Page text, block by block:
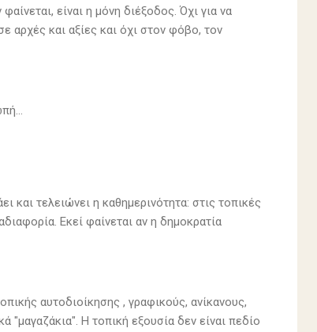
είναι η μόνη διέξοδος. Όχι για να
αρχές και αξίες και όχι στον φόβο, τον
και τελειώνει η καθημερινότητα: στις τοπικές
Εκεί φαίνεται αν η δημοκρατία
αυτοδιοίκησης , γραφικούς, ανίκανους,
Η τοπική εξουσία δεν είναι πεδίο